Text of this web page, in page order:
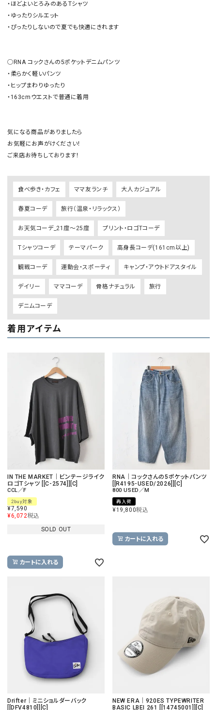
・ほどよいとろみのあるTシャツ
・ゆったりシルエット
・ぴったりしないので夏でも快適にきれます
◯RNA コックさんの5ポケットデニムパンツ
・柔らかく軽いパンツ
・ヒップまわりゆったり
・163cmウエストで普通に着用
気になる商品がありましたら
お気軽にお声がけください！
ご来店お待ちしております！
食べ歩き・カフェ ママ友ランチ 大人カジュアル
春夏コーデ 旅行（温泉・リラックス）
お天気コーデ_21度～25度 プリント・ロゴTコーデ
Tシャツコーデ テーマパーク 高身長コーデ(161cm以上)
観戦コーデ 運動会・スポーティ キャンプ・アウトドアスタイル
デイリー ママコーデ 骨格ナチュラル 旅行
デニムコーデ
着用アイテム
IN THE MARKET｜ビンテージライク
ロゴＴシャツ [[C-2574]][C]
CCL／F
2buy対象
¥7,590
¥6,072税込
SOLD OUT
カートに入れる
RNA｜コックさんの5ポケットパンツ
[[R4195-USED/2026]][C]
800 USED／M
再入荷
¥19,800税込
カートに入れる
Drifter｜ミニショルダーバック
[[DFV4810]][C]
NEW ERA｜920ES TYPEWRITER
BASIC LBEI 261 [[14745001]][C]